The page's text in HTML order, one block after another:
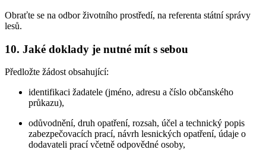
Obraťte se na odbor životního prostředí, na referenta státní správy
lesů.
10. Jaké doklady je nutné mít s sebou
Předložte žádost obsahující:
identifikaci žadatele (jméno, adresu a číslo občanského
průkazu),
odůvodnění, druh opatření, rozsah, účel a technický popis
zabezpečovacích prací, návrh lesnických opatření, údaje o
dodavateli prací včetně odpovědné osoby,